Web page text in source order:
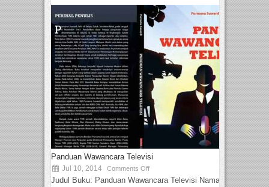
Panduan Wawancara Televisi
Jul 10, 2014 Comments Off
Judul Buku: Panduan Wawancara Televisi Nama